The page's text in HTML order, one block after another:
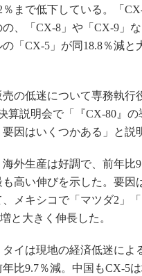
％まで低下している。「
の、「CX-8」や「CX-9」
の「CX-5」が同18.8％減
の低迷について専務執行
算説明会で「『CX-80』
因はいくつかある」と説
外生産は好調で、前年比
高い伸びを示した。要因
、メキシコで「マツダ2」
と大きく伸長した。
イは現地の経済低迷によ
比9.7％減。中国もCX-5